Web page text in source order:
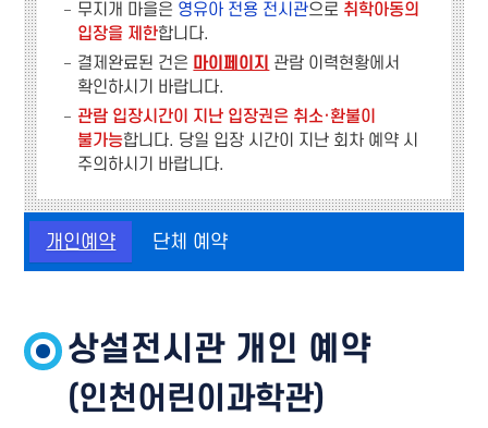
무지개 마을은 영유아 전용 전시관으로 취학아동의
입장을 제한합니다.
결제완료된 건은 마이페이지 관람 이력현황에서
확인하시기 바랍니다.
관람 입장시간이 지난 입장권은 취소·환불이
불가능합니다. 당일 입장 시간이 지난 회차 예약 시
주의하시기 바랍니다.
개인예약 단체 예약
상설전시관 개인 예약
(인천어린이과학관)